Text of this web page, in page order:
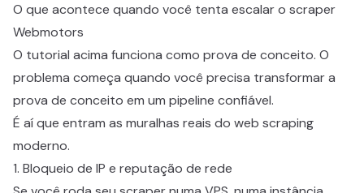
O que acontece quando você tenta escalar o scraper
Webmotors
O tutorial acima funciona como prova de conceito. O
problema começa quando você precisa transformar a
prova de conceito em um pipeline confiável.
É aí que entram as muralhas reais do web scraping
moderno.
1. Bloqueio de IP e reputação de rede